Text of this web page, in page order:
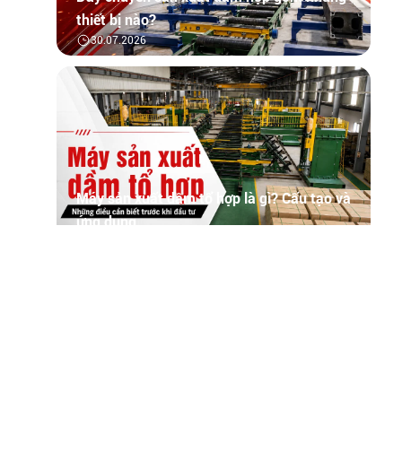
thiết bị nào?
30.07.2026
Máy sản xuất dầm tổ hợp là gì? Cấu tạo và
ứng dụng